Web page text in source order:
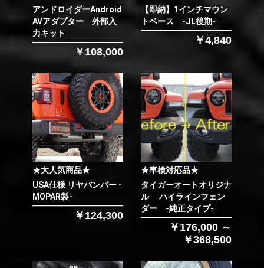
アンドロイダーAndroid
AVアダプター 外部入
力キット
￥108,000
【即納】1インチマウン
トベース -JL後期-
￥4,840
★大人気商品★
USA仕様 リヤバンパー -
MOPAR製-
￥124,300
★車検対応品★
タイガーオートオリジナ
ル ハイラインフェン
ダー -純正タイプ-
￥176,000 ～
￥368,500